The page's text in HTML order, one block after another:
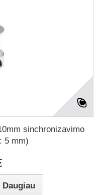
sinchronizavimo
5 mm)
Daugiau